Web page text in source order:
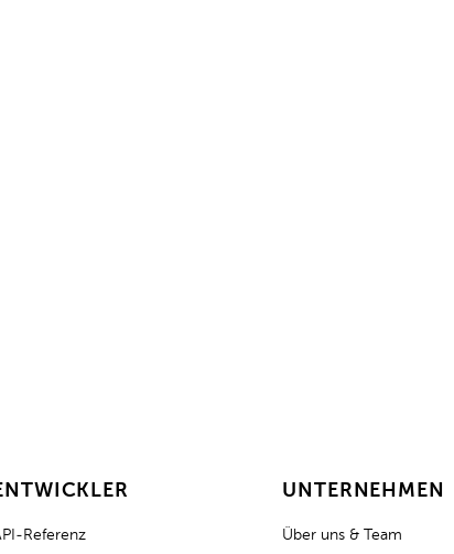
Referenz
UNTERNEHMEN
Über uns & Team